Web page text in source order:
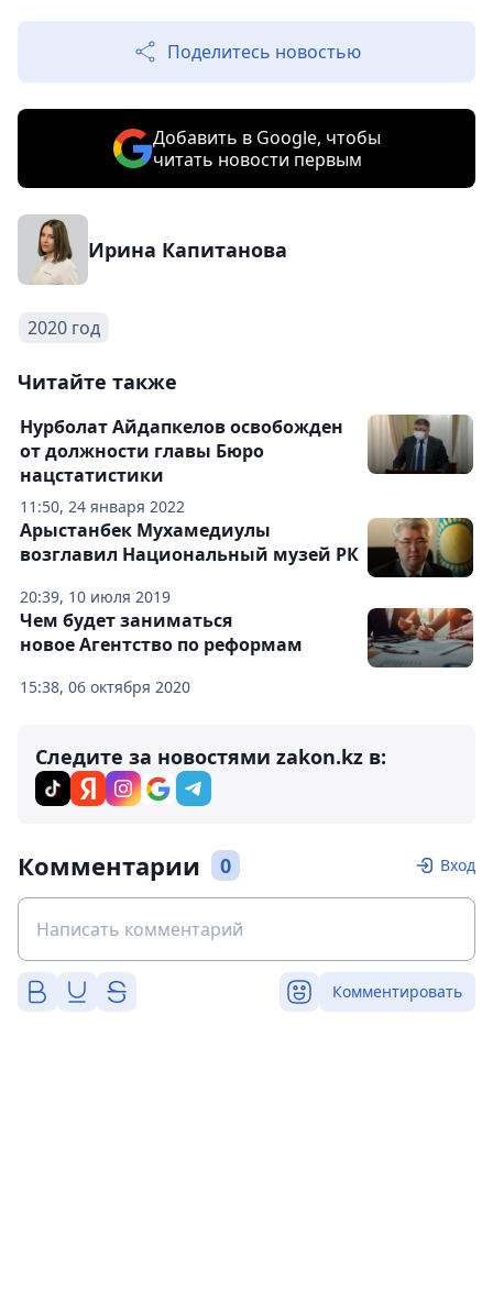
Поделитесь новостью
Добавить в Google, чтобы
читать новости первым
Ирина Капитанова
2020 год
Читайте также
11:50, 24 января 2022
Нурболат Айдапкелов освобожден
от должности главы Бюро
нацстатистики
20:39, 10 июля 2019
Арыстанбек Мухамедиулы
возглавил Национальный музей РК
15:38, 06 октября 2020
Чем будет заниматься
новое Агентство по реформам
Следите за новостями zakon.kz в:
Комментарии 0 Вход
Комментировать